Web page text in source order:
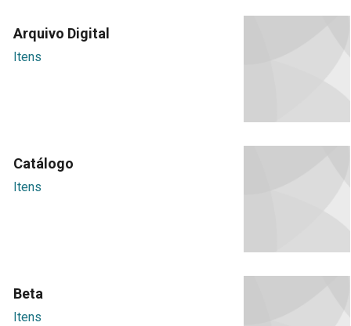
Arquivo Digital
Itens
Catálogo
Itens
Beta
Itens